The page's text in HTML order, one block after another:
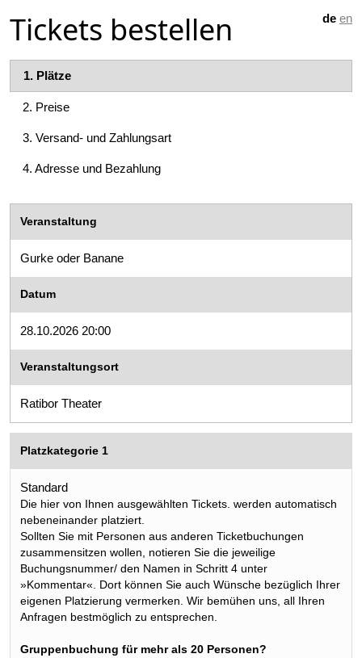
de en
Tickets bestellen
1. Plätze
2. Preise
3. Versand- und Zahlungsart
4. Adresse und Bezahlung
Veranstaltung
Gurke oder Banane
Datum
28.10.2026 20:00
Veranstaltungsort
Ratibor Theater
Platzkategorie 1
Standard
Die hier von Ihnen ausgewählten Tickets. werden automatisch
nebeneinander platziert.
Sollten Sie mit Personen aus anderen Ticketbuchungen
zusammensitzen wollen, notieren Sie die jeweilige
Buchungsnummer/ den Namen in Schritt 4 unter
»Kommentar«. Dort können Sie auch Wünsche bezüglich Ihrer
eigenen Platzierung vermerken. Wir bemühen uns, all Ihren
Anfragen bestmöglich zu entsprechen.
Gruppenbuchung für mehr als 20 Personen?